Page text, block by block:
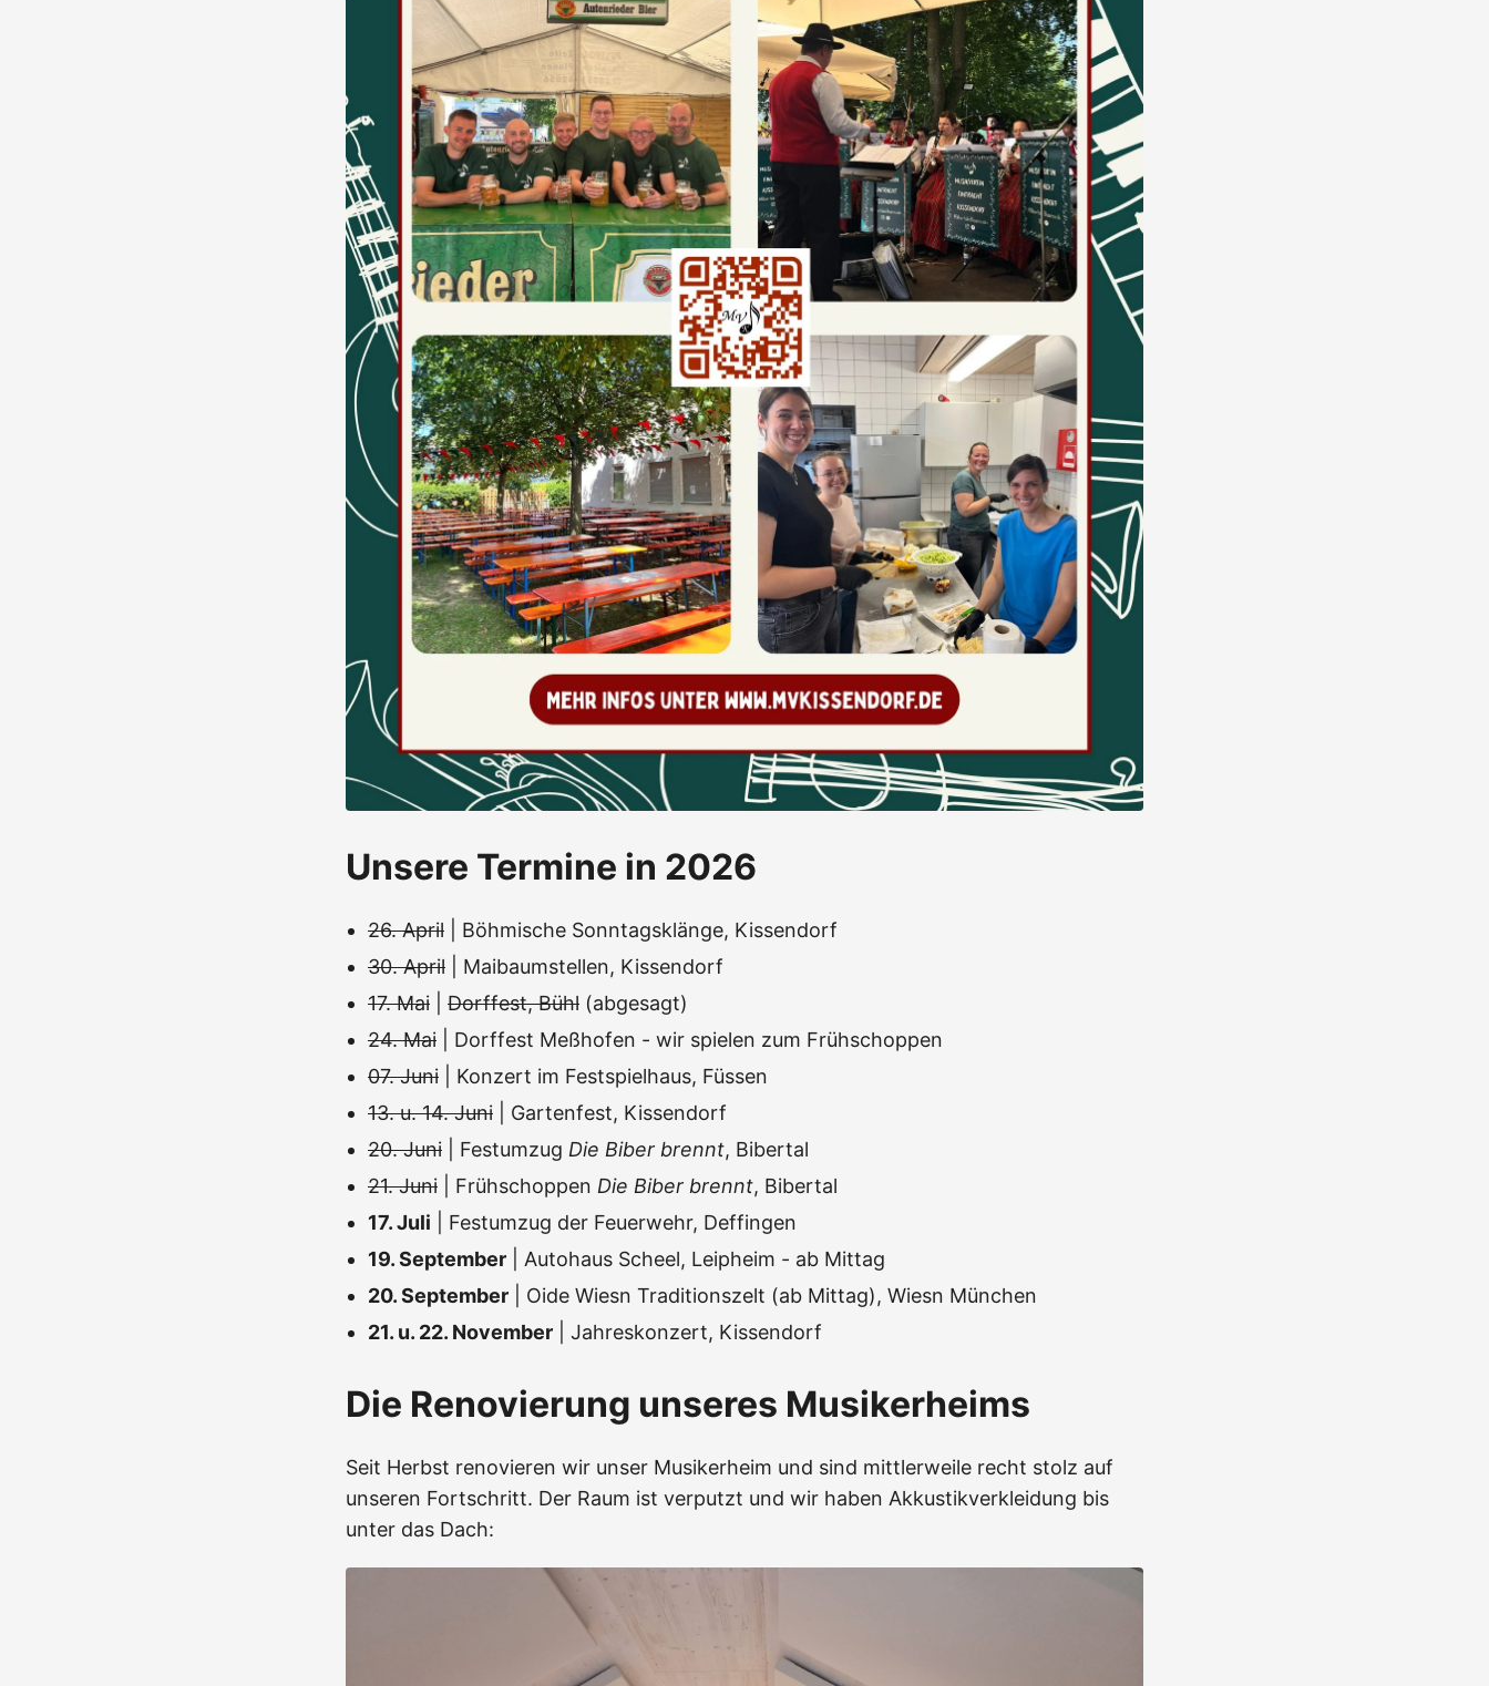
Unsere Termine in 2026
26. April | Böhmische Sonntagsklänge, Kissendorf
30. April | Maibaumstellen, Kissendorf
17. Mai
Dorffest, Bühl (abgesagt)
24. Mai | Dorffest Meßhofen - wir spielen zum Frühschoppen
07. Juni | Konzert im Festspielhaus, Füssen
13. u. 14. Juni | Gartenfest, Kissendorf
20. Juni | Festumzug Die Biber brennt, Bibertal
21. Juni | Frühschoppen Die Biber brennt, Bibertal
17. Juli | Festumzug der Feuerwehr, Deffingen
19. September | Autohaus Scheel, Leipheim - ab Mittag
20. September | Oide Wiesn Traditionszelt (ab Mittag), Wiesn München
21. u. 22. November | Jahreskonzert, Kissendorf
Die Renovierung unseres Musikerheims
Seit Herbst renovieren wir unser Musikerheim und sind mittlerweile recht stolz auf
unseren Fortschritt. Der Raum ist verputzt und wir haben Akkustikverkleidung bis
unter das Dach: